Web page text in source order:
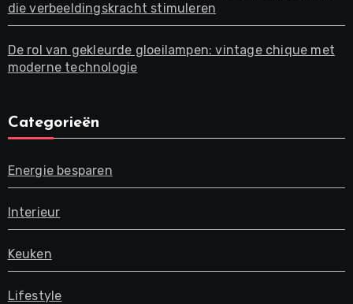
die verbeeldingskracht stimuleren
De rol van gekleurde gloeilampen: vintage chique met
moderne technologie
Categorieën
Energie besparen
Interieur
Keuken
Lifestyle